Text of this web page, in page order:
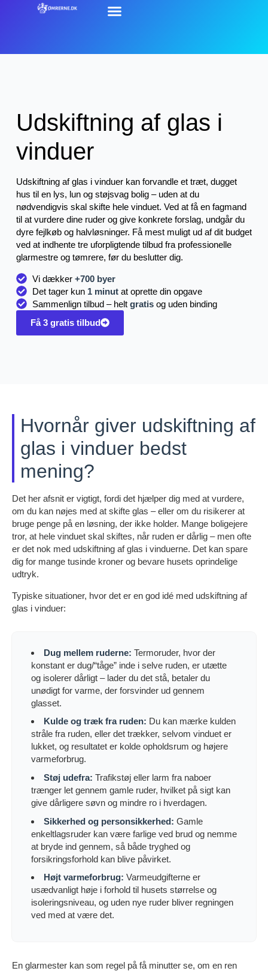
Udskiftning af glas i
vinduer
Udskiftning af glas i vinduer kan forvandle et træt, dugget
hus til en lys, lun og støjsvag bolig – uden at du
nødvendigvis skal skifte hele vinduet. Ved at få en fagmand
til at vurdere dine ruder og give konkrete forslag, undgår du
dyre fejlkøb og halvløsninger. Få mest muligt ud af dit budget
ved at indhente tre uforpligtende tilbud fra professionelle
glarmestre og tømrere, før du beslutter dig.
Vi dækker+700 byer
Det tager kun 1 minut at oprette din opgave
Sammenlign tilbud – heltgratis og uden binding
Få 3 gratis tilbud
Hvornår giver udskiftning af
glas i vinduer bedst
mening?
Det her afsnit er vigtigt, fordi det hjælper dig med at vurdere,
om du kan nøjes med at skifte glas – eller om du risikerer at
bruge penge på en løsning, der ikke holder. Mange boligejere
tror, at hele vinduet skal skiftes, når ruden er dårlig – men ofte
er det nok med udskiftning af glas i vinduerne. Det kan spare
dig for mange tusinde kroner og bevare husets oprindelige
udtryk.
Typiske situationer, hvor det er en god idé med udskiftning af
glas i vinduer:
Dug mellem ruderne: Termoruder, hvor der
konstant er dug/“tåge” inde i selve ruden, er utætte
og isolerer dårligt – lader du det stå, betaler du
unødigt for varme, der forsvinder ud gennem
glasset.
Kulde og træk fra ruden: Du kan mærke kulden
stråle fra ruden, eller det trækker, selvom vinduet er
lukket, og resultatet er kolde opholdsrum og højere
varmeforbrug.
Støj udefra: Trafikstøj eller larm fra naboer
trænger let gennem gamle ruder, hvilket på sigt kan
give dårligere søvn og mindre ro i hverdagen.
Sikkerhed og personsikkerhed: Gamle
enkeltlagsruder kan være farlige ved brud og nemme
at bryde ind gennem, så både tryghed og
forsikringsforhold kan blive påvirket.
Højt varmeforbrug: Varmeudgifterne er
usædvanligt høje i forhold til husets størrelse og
isoleringsniveau, og uden nye ruder bliver regningen
ved med at være det.
En glarmester kan som regel på få minutter se, om en ren